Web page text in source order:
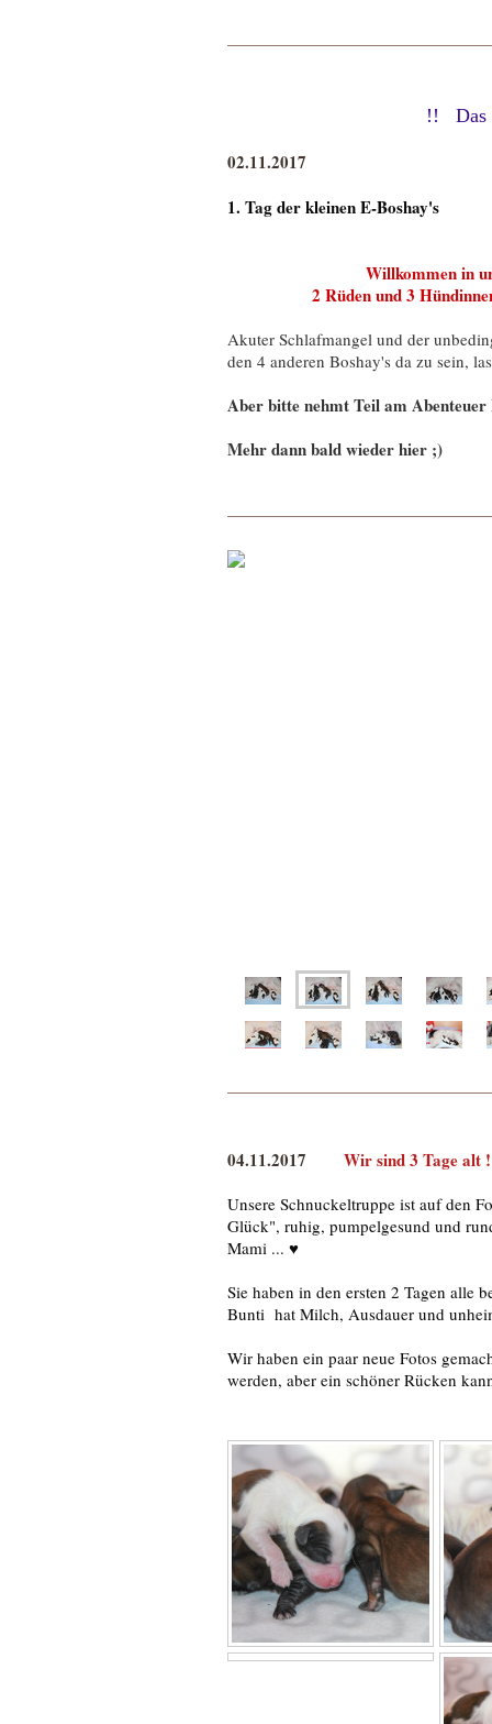
!! Das
02.11.2017
1. Tag der kleinen E-Boshay's
Willkommen in
2 Rüden und 3
Akuter Schlafmangel und der
den 4 anderen Boshay's da zu sein,
Aber bitte nehmt Teil am
Mehr dann bald wieder hier ;)
04.11.2017 Wir sind 3 Tage alt !
Unsere Schnuckeltruppe ist auf den
Glück", ruhig, pumpelgesund und
Mami ... ♥
Sie haben in den ersten 2 Tagen alle
Bunti hat Milch, Ausdauer und
Wir haben ein paar neue Fotos
werden, aber ein schöner Rücken